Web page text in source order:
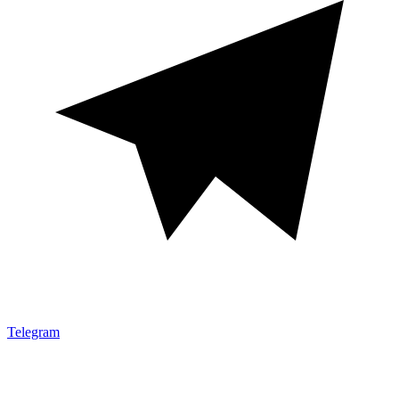
Telegram